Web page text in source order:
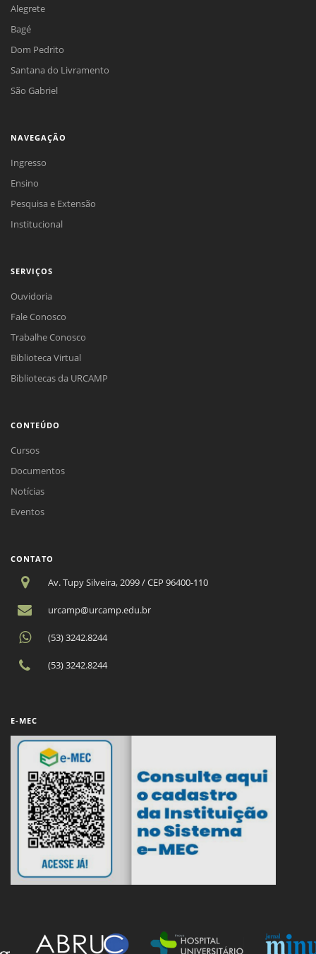
Alegrete
Bagé
Dom Pedrito
Santana do Livramento
São Gabriel
NAVEGAÇÃO
Ingresso
Ensino
Pesquisa e Extensão
Institucional
SERVIÇOS
Ouvidoria
Fale Conosco
Trabalhe Conosco
Biblioteca Virtual
Bibliotecas da URCAMP
CONTEÚDO
Cursos
Documentos
Notícias
Eventos
CONTATO
Av. Tupy Silveira, 2099 / CEP 96400-110
urcamp@urcamp.edu.br
(53) 3242.8244
(53) 3242.8244
E-MEC